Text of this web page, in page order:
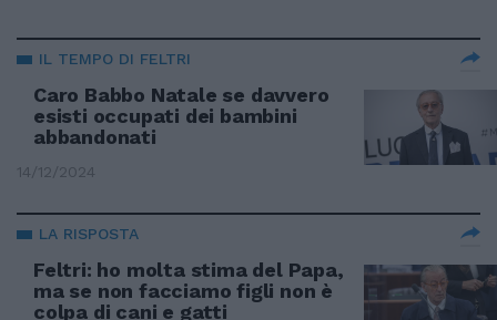
IL TEMPO DI FELTRI
Caro Babbo Natale se davvero
esisti occupati dei bambini
abbandonati
14/12/2024
LA RISPOSTA
Feltri: ho molta stima del Papa,
ma se non facciamo figli non è
colpa di cani e gatti